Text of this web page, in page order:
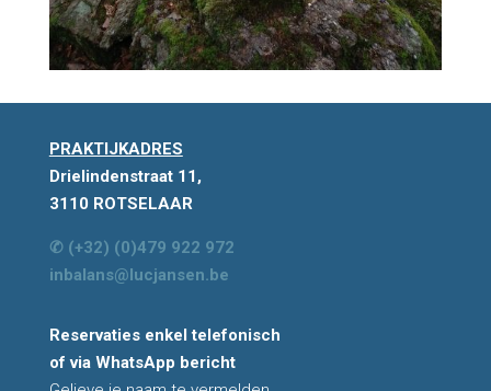
PRAKTIJKADRES
Drielindenstraat 11,
3110 ROTSELAAR
✆ (+32) (0)479 922 972
inbalans@lucjansen.be
Reservaties enkel telefonisch
of via WhatsApp bericht